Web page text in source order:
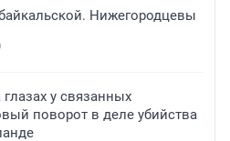
Нижегородцевы
у связанных
поворот в деле убийства